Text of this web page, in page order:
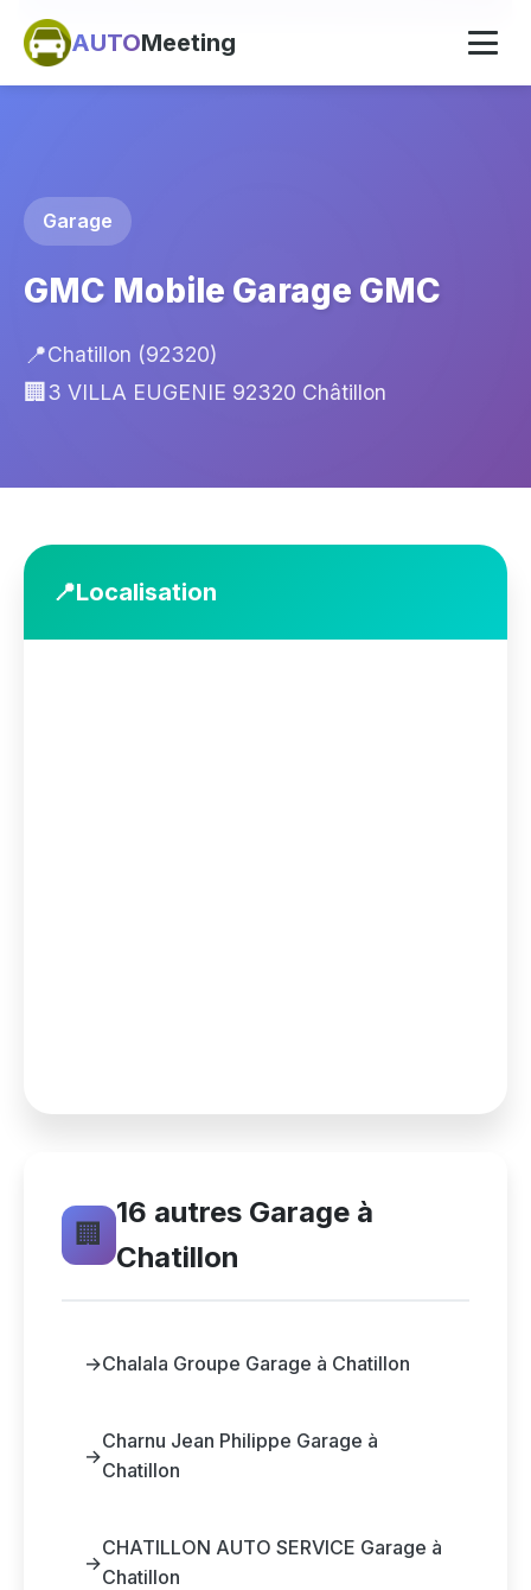
AUTOMeeting
Garage
GMC Mobile Garage GMC
📍Chatillon (92320)
🏢 3 VILLA EUGENIE 92320 Châtillon
📍Localisation
🏢
16 autres Garage à
Chatillon
→Chalala Groupe Garage à Chatillon
→
Charnu Jean Philippe Garage à
Chatillon
→
CHATILLON AUTO SERVICE Garage à
Chatillon